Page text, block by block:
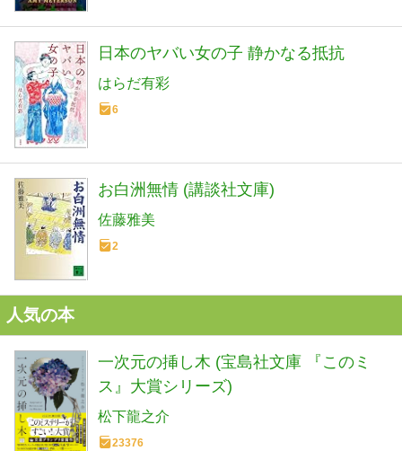
日本のヤバい女の子 静かなる抵抗
はらだ有彩
6
お白洲無情 (講談社文庫)
佐藤雅美
2
人気の本
一次元の挿し木 (宝島社文庫 『このミ
ス』大賞シリーズ)
松下龍之介
23376